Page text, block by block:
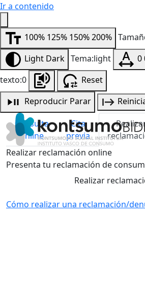
Ir a contenido
100% 125% 150%200%
Light Dark Tema:light 0
texto:0
Reset
Reproducir Parar
Consulta
online
Cita
previa
Realizar reclamación online
Presenta tu reclamación de
Realizar
Cómo realizar una reclamación/